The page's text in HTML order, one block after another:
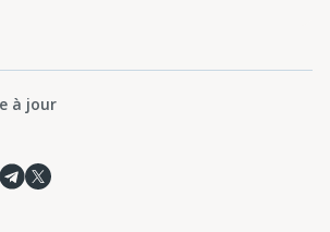
à jour